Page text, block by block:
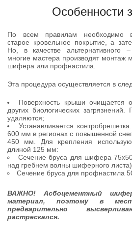
Особенности
По всем правилам необходимо
старое кровельное покрытие, а
Но, в качестве альтернативного
многие мастера производят монтаж
шифера или профнастила.
Эта процедура осуществляется в
Поверхность крыши очищается
других биологических
удаляются;
Устанавливается
600 мм в регионах с повышенной
450 мм. Для крепления
длиной 125 мм:
Сечение бруса для шифера
над гребнем волны шиферного
Сечение бруса для профнастила
ВАЖНО! Асбоцементный
материал, поэтому в
предварительно
растрескался.